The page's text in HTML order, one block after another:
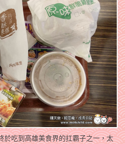
於吃到高雄美食界的扛霸子之一，太